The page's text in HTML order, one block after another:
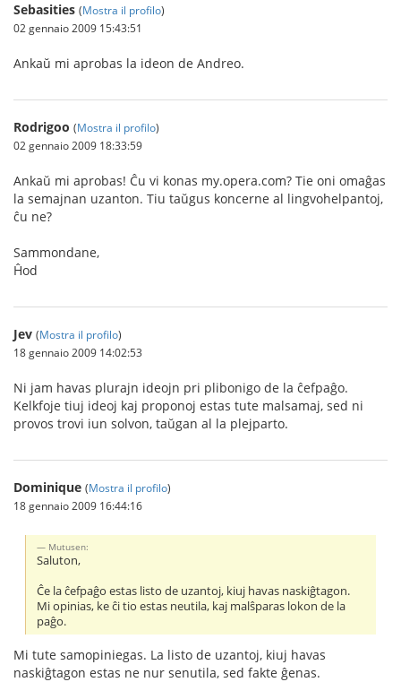
Sebasities (Mostra il profilo)
02 gennaio 2009 15:43:51
Ankaŭ mi aprobas la ideon de Andreo.
Rodrigoo (Mostra il profilo)
02 gennaio 2009 18:33:59
Ankaŭ mi aprobas! Ĉu vi konas my.opera.com? Tie oni omaĝas
la semajnan uzanton. Tiu taŭgus koncerne al lingvohelpantoj,
ĉu ne?
Sammondane,
Ĥod
Jev (Mostra il profilo)
18 gennaio 2009 14:02:53
Ni jam havas plurajn ideojn pri plibonigo de la ĉefpaĝo.
Kelkfoje tiuj ideoj kaj proponoj estas tute malsamaj, sed ni
provos trovi iun solvon, taŭgan al la plejparto.
Dominique (Mostra il profilo)
18 gennaio 2009 16:44:16
Mutusen:
Saluton,
Ĉe la ĉefpaĝo estas listo de uzantoj, kiuj havas naskiĝtagon.
Mi opinias, ke ĉi tio estas neutila, kaj malŝparas lokon de la
paĝo.
Mi tute samopiniegas. La listo de uzantoj, kiuj havas
naskiĝtagon estas ne nur senutila, sed fakte ĝenas.